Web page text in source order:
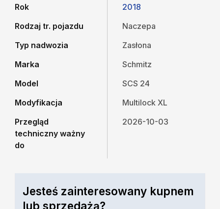
Rok
Rodzaj tr. pojazdu
Typ nadwozia
Marka
Model
Modyfikacja
Przegląd
techniczny ważny
do
2018
Naczepa
Zasłona
Schmitz
SCS 24
Multilock XL
2026-10-03
Jesteś zainteresowany kupnem
lub sprzedażą?